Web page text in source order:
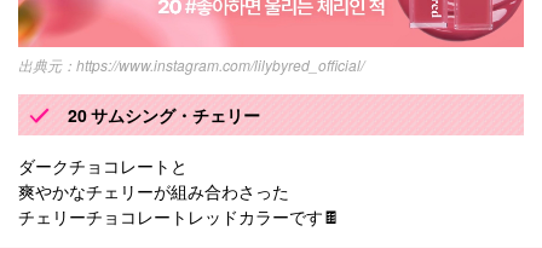
https://www.instagram.com/lilybyred_official/
20 サムシング・チェリー
ダークチョコレートと
爽やかなチェリーが組み合わさった
チェリーチョコレートレッドカラーです🍫